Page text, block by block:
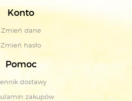
Konto
Zmień dane
Zmień hasło
Pomoc
dostawy
zakupów